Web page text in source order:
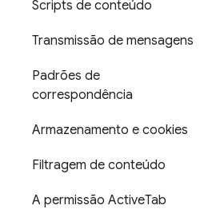
Scripts de conteúdo
Transmissão de mensagens
Padrões de
correspondência
Armazenamento e cookies
Filtragem de conteúdo
A permissão ActiveTab